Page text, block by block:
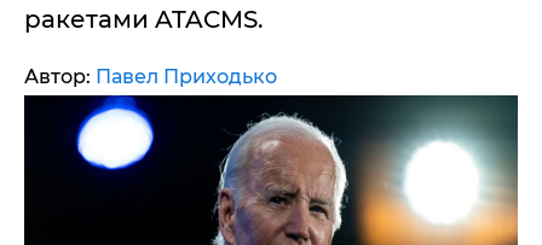
ракетами ATACMS.
Автор: Павел Приходько